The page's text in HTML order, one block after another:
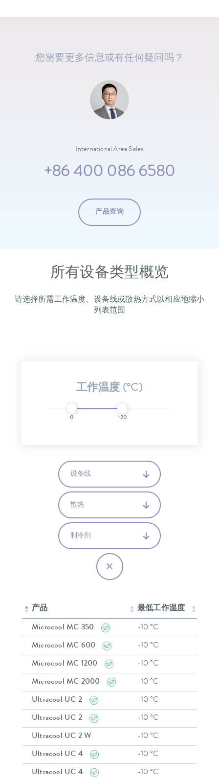
您需要更多信息或有任何疑问吗？
International Area Sales
+86 400 086 6580
产品查询
所有设备类型概览
请选择所需工作温度、设备线或散热方式以相应地缩小
列表范围
工作温度 (°C)
0 +20
设备线
散热
制冷剂
产品 最低工作温度
Microcool MC 350 -10 °C
Microcool MC 600 -10 °C
Microcool MC 1200 -10 °C
Microcool MC 2000 -10 °C
Ultracool UC 2 -10 °C
Ultracool UC 2 -10 °C
Ultracool UC 2 W -10 °C
Ultracool UC 4 -10 °C
Ultracool UC 4 -10 °C